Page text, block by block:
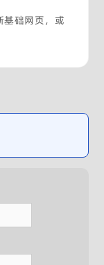
基础网页，或